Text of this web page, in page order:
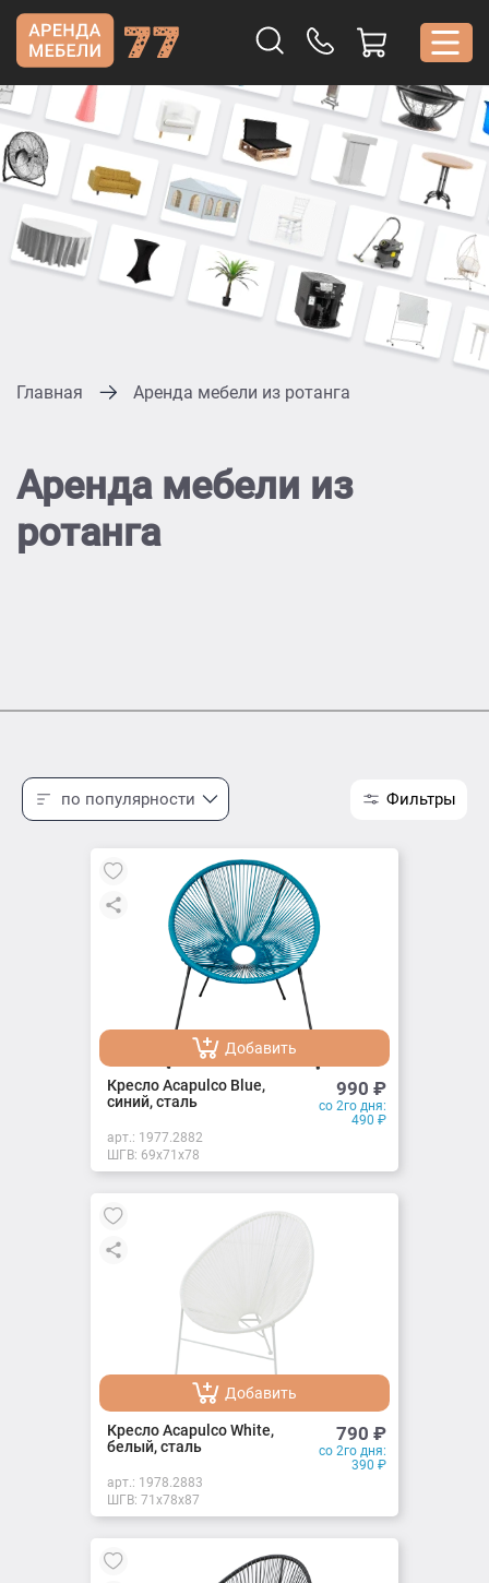
Главная Аренда мебели из ротанга
Аренда мебели из
ротанга
по популярности Фильтры
Добавить
Добавлено
Кресло Acapulco Blue,
синий, сталь
990 ₽
со 2го дня:
490 ₽
арт.: 1977.2882
ШГВ: 69х71х78
Добавить
Добавлено
Кресло Acapulco White,
белый, сталь
790 ₽
со 2го дня:
390 ₽
арт.: 1978.2883
ШГВ: 71х78х87